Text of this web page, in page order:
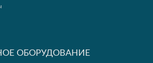
ОБОРУДОВАНИЕ